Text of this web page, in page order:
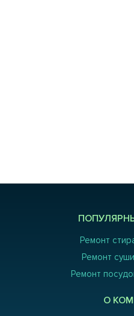
Ремонт
Ремонт
Ремонт
О